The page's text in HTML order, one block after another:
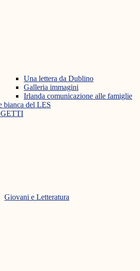
Una lettera da Dublino
Galleria immagini
Irlanda comunicazione alle famiglie
bianca del LES
Giovani e Letteratura